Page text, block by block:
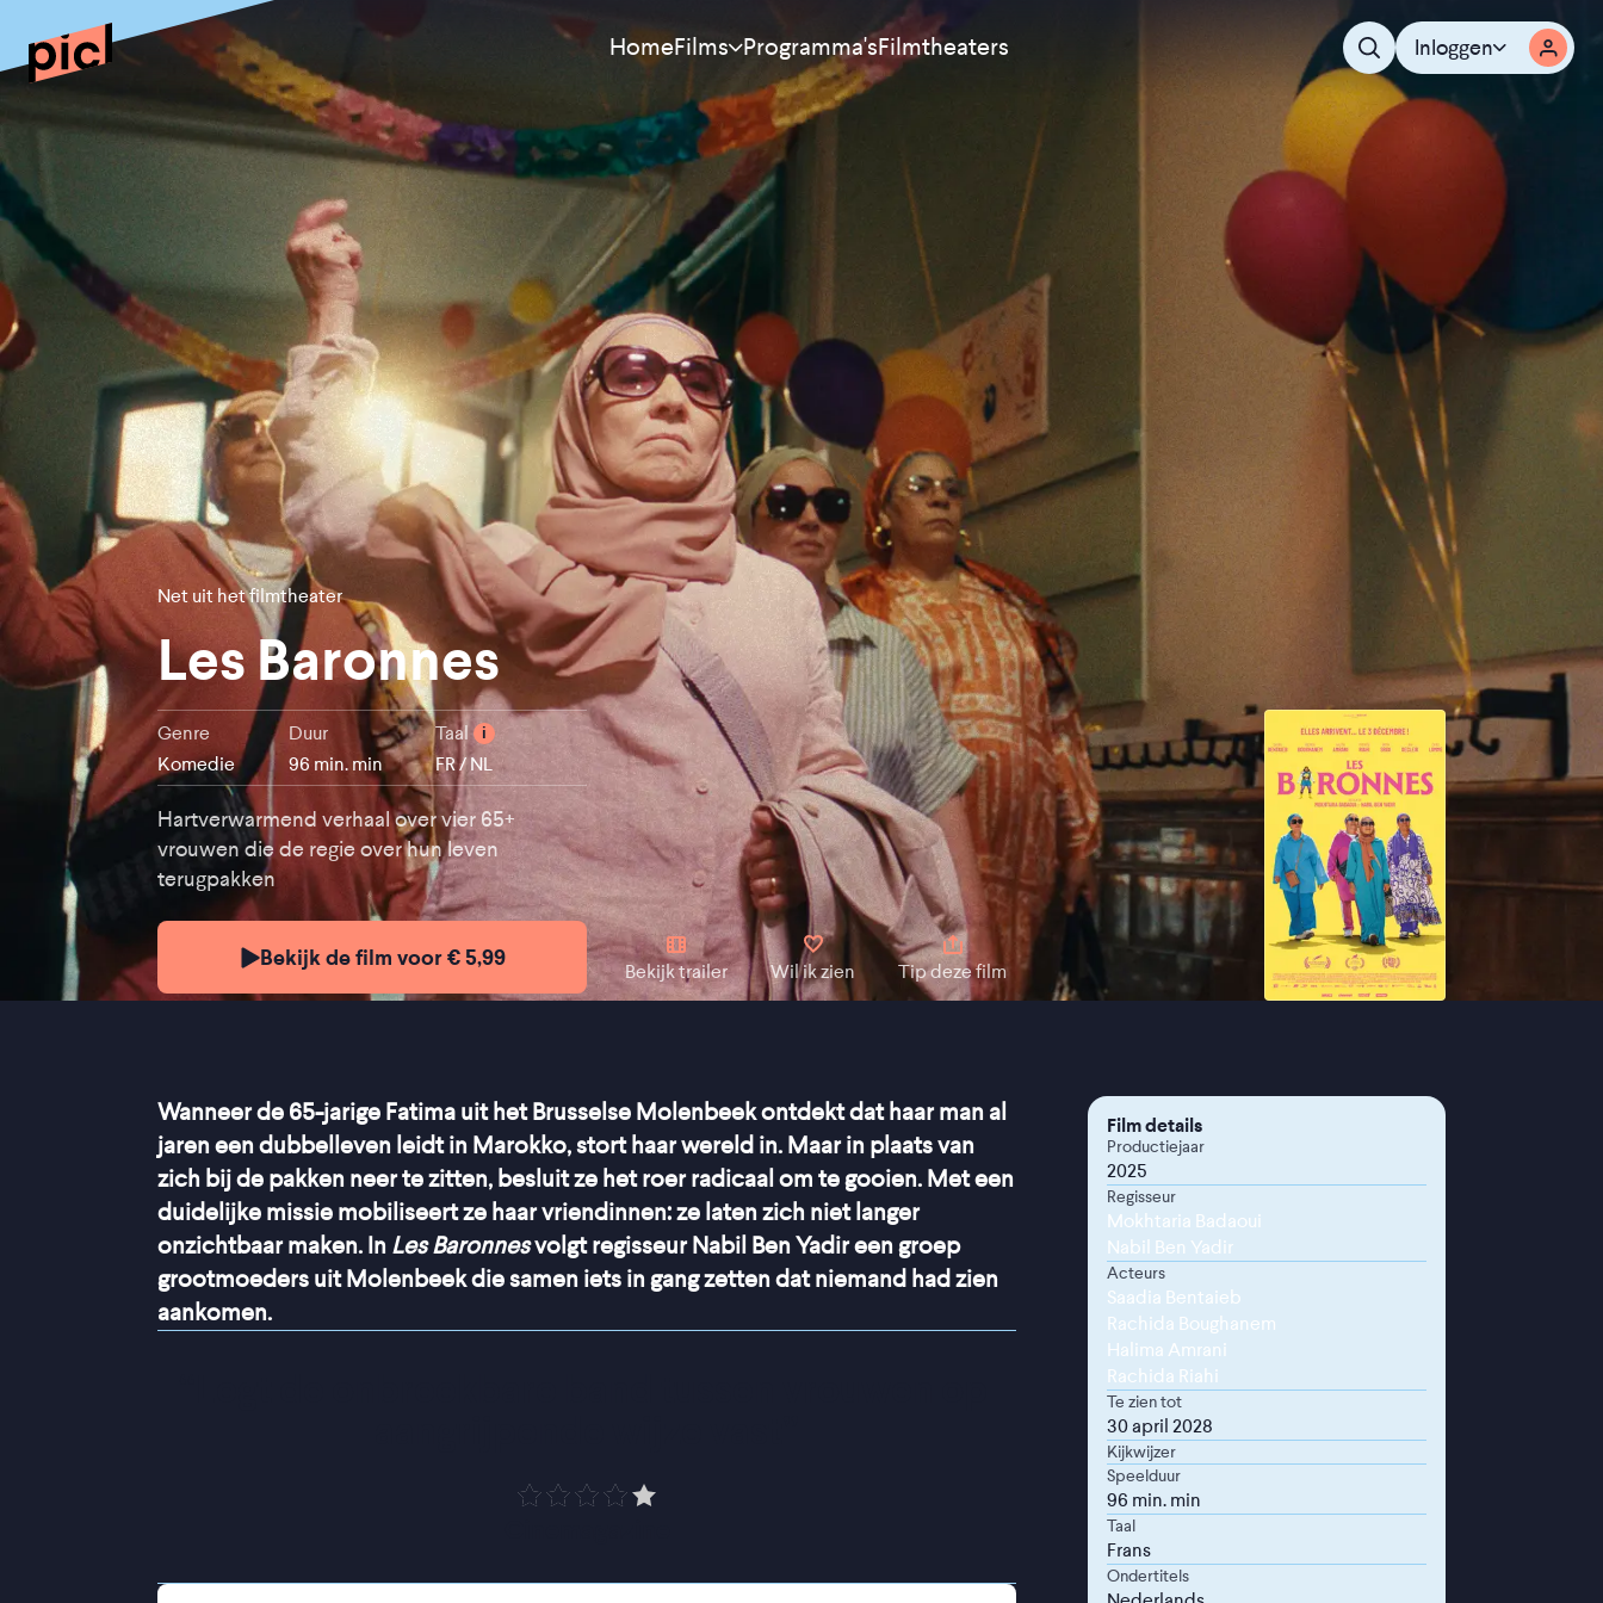
HomeFilms
Meest bekeken
Nieuw
Aanraders
Binnenkort
Alle films
Programma'sFilmtheaters Inloggen
Net uit het filmtheater
Les Baronnes
Genre
Komedie
Duur
96 min. min
Taal i
FR / NL
Hartverwarmend verhaal over vier 65+
vrouwen die de regie over hun leven
terugpakken
Bekijk de film voor € 5,99
Bekijk trailer Wil ik zien Tip deze film
Wanneer de 65-jarige Fatima uit het Brusselse Molenbeek ontdekt dat haar man al
jaren een dubbelleven leidt in Marokko, stort haar wereld in. Maar in plaats van
zich bij de pakken neer te zitten, besluit ze het roer radicaal om te gooien. Met een
duidelijke missie mobiliseert ze haar vriendinnen: ze laten zich niet langer
onzichtbaar maken. In Les Baronnesvolgt regisseur Nabil Ben Yadir een groep
grootmoeders uit Molenbeek die samen iets in gang zetten dat niemand had zien
aankomen.
Film details
Productiejaar
2025
Regisseur
Mokhtaria Badaoui
Nabil Ben Yadir
Acteurs
Saadia Bentaieb
Rachida Boughanem
Halima Amrani
Rachida Riahi
Te zien tot
30 april 2028
Kijkwijzer
Speelduur
96 min. min
Taal
Frans
Ondertitels